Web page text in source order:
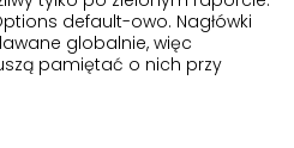
default-owo. Nagłówki
globalnie, więc
pamiętać o nich przy